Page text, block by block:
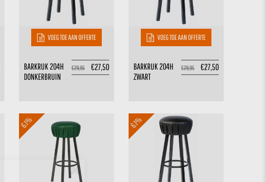
VOEG TOE AAN OFFERTE
€29,95 €27,50
BARKRUK 204H
DONKERBRUIN
VOEG TOE AAN OFFERTE
€29,95 €27,50
BARKRUK 204H
ZWART
6.1% 6.1%